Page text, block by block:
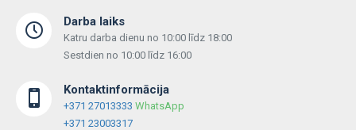
Darba laiks
Katru darba dienu no 10:00 līdz 18:00
Sestdien no 10:00 līdz 16:00
Kontaktinformācija
+371 27013333 WhatsApp
+371 23003317